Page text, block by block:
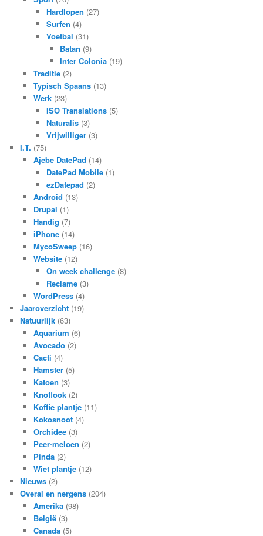
Hardlopen (27)
Surfen (4)
Voetbal (31)
Batan (9)
Inter Colonia(19)
Traditie(2)
Typisch Spaans(13)
Werk(23)
ISO Translations (5)
Naturalis (3)
Vrijwilliger (3)
I.T. (75)
Ajebe DatePad (14)
DatePad Mobile (1)
ezDatepad (2)
Android (13)
Drupal (1)
Handig (7)
iPhone(14)
MycoSweep(16)
Website(12)
On week challenge (8)
Reclame (3)
WordPress(4)
Jaaroverzicht (19)
Natuurlijk (63)
Aquarium (6)
Avocado(2)
Cacti (4)
Hamster(5)
Katoen (3)
Knoflook(2)
Koffie plantje(11)
Kokosnoot(4)
Orchidee(3)
Peer-meloen (2)
Pinda(2)
Wiet plantje(12)
Nieuws (2)
Overal en nergens (204)
Amerika(98)
België(3)
Canada(5)